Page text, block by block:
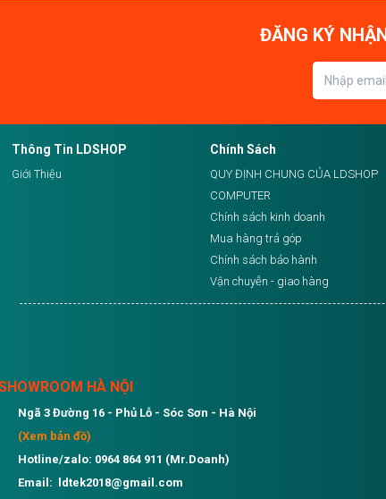
ĐĂNG KÝ
Thông Tin LDSHOP
Giới Thiệu
Chính Sách
QUY ĐỊNH CHUNG CỦA LDSHOP
COMPUTER
Chính sách kinh doanh
Mua hàng trả góp
Chính sách bảo hành
Vận chuyễn - giao hàng
HÀ NỘI
Ngã 3 Đường 16 - Phủ Lỗ - Sóc Sơn - Hà Nội
(Xem bản đồ)
Hotline/zalo: 0964 864 911 (Mr.Doanh)
Email: ldtek2018@gmail.com